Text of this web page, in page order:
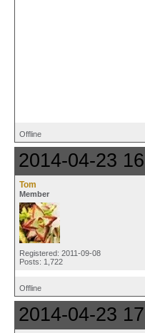
Offline
2014-04-23
Tom
Member
Registered: 2011-09-08
Posts: 1,722
Offline
2014-04-23